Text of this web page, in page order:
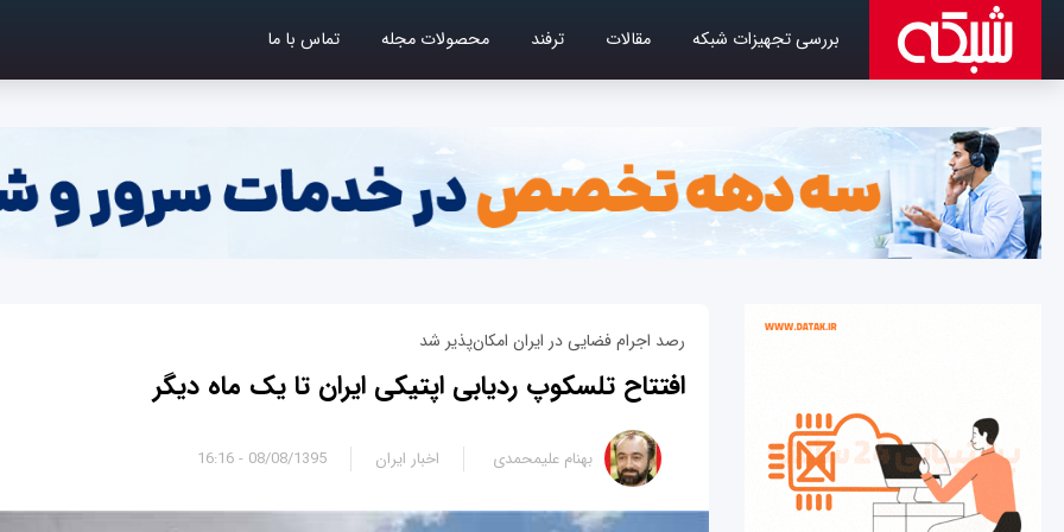
بررسی تجهیزات شبکه مقالات ترفند محصولات مجله تماس با ما
رصد اجرام فضایی در ایران امکان‌پذیر شد
افتتاح تلسکوپ ردیابی اپتیکی ایران تا یک ماه دیگر
08/08/1395 - 16:16 بهنام علیمحمدی اخبار ایران